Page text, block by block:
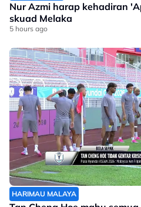
Nur Azmi harap kehadiran
skuad Melaka
5 hours ago
HARIMAU MALAYA